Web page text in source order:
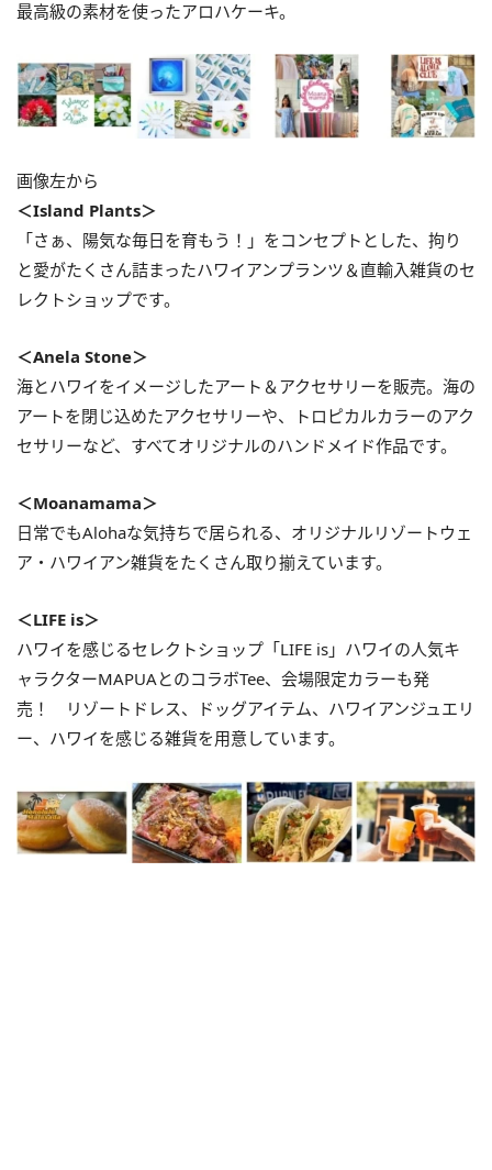
最高級の素材を使ったアロハケーキ。
画像左から
＜Island Plants＞
「さぁ、陽気な毎日を育もう！」をコンセプトとした、拘り
と愛がたくさん詰まったハワイアンプランツ＆直輸入雑貨のセ
レクトショップです。
＜Anela Stone＞
海とハワイをイメージしたアート＆アクセサリーを販売。海の
アートを閉じ込めたアクセサリーや、トロピカルカラーのアク
セサリーなど、すべてオリジナルのハンドメイド作品です。
＜Moanamama＞
日常でもAlohaな気持ちで居られる、オリジナルリゾートウェ
ア・ハワイアン雑貨をたくさん取り揃えています。
＜LIFE is＞
ハワイを感じるセレクトショップ「LIFE is」ハワイの人気キ
ャラクターMAPUAとのコラボTee、会場限定カラーも発
売！ リゾートドレス、ドッグアイテム、ハワイアンジュエリ
ー、ハワイを感じる雑貨を用意しています。